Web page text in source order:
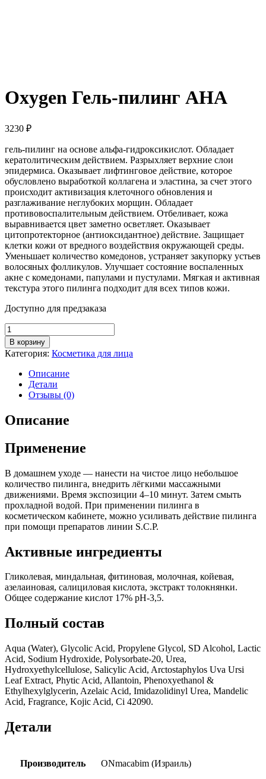
Oxygen Гель-пилинг АНА
3230 ₽
гель-пилинг на основе альфа-гидроксикислот. Обладает
кератолитическим действием. Разрыхляет верхние слои
эпидермиса. Оказывает лифтинговое действие, которое
обусловлено выработкой коллагена и эластина, за счет этого
происходит активизация клеточного обновления и
разглаживание неглубоких морщин. Обладает
противовоспалительным действием. Отбеливает, кожа
выравнивается цвет заметно осветляет. Оказывает
цитопротекторное (антиоксидантное) действие. Защищает
клетки кожи от вредного воздействия окружающей среды.
Уменьшает количество комедонов, устраняет закупорку устьев
волосяных фолликулов. Улучшает состояние воспаленных
акне с комедонами, папулами и пустулами. Мягкая и активная
текстура этого пилинга подходит для всех типов кожи.
Доступно для предзаказа
Количество
товара
Oxygen
Гель-
пилинг
АНА
В корзину
Категория: Косметика для лица
Описание
Детали
Отзывы (0)
Описание
Применение
В домашнем уходе — нанести на чистое лицо небольшое
количество пилинга, внедрить лёгкими массажными
движениями. Время экспозиции 4–10 минут. Затем смыть
прохладной водой. При применении пилинга в
косметическом кабинете, можно усиливать действие пилинга
при помощи препаратов линии S.C.P.
Активные ингредиенты
Гликолевая, миндальная, фитиновая, молочная, койевая,
азелаиновая, салициловая кислота, экстракт толокнянки.
Общее содержание кислот 17% pH-3,5.
Полный состав
Aqua (Water), Glycolic Acid, Propylene Glycol, SD Alcohol, Lactic
Acid, Sodium Hydroxide, Polysorbate-20, Urea,
Hydroxyethylcellulose, Salicylic Acid, Arctostaphylos Uva Ursi
Leaf Extract, Phytic Acid, Allantoin, Phenoxyethanol &
Ethylhexylglycerin, Azelaic Acid, Imidazolidinyl Urea, Mandelic
Acid, Fragrance, Kojic Acid, Ci 42090.
Детали
Производитель ONmacabim (Израиль)